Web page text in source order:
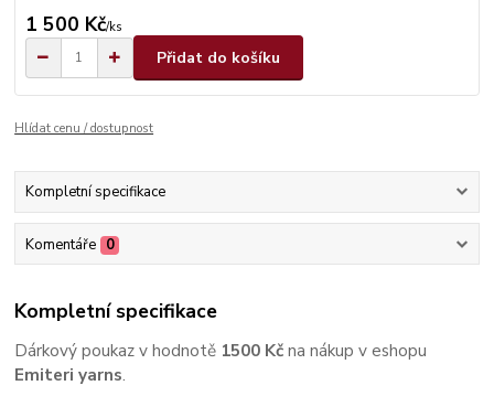
1 500 Kč/ks
Přidat do košíku
Hlídat cenu / dostupnost
Kompletní specifikace
Komentáře 0
Kompletní specifikace
Dárkový poukaz v hodnotě 1500 Kčna nákup v eshopu
Emiteri yarns.